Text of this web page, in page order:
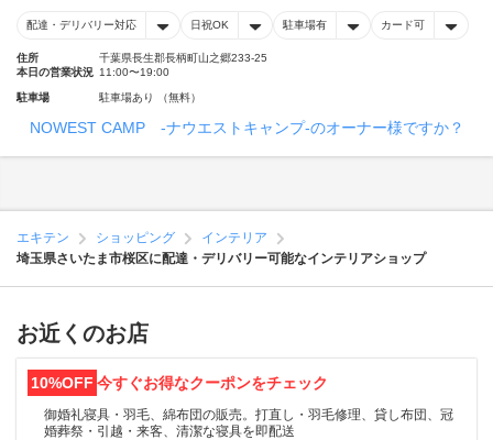
配達・デリバリー対応 日祝OK 駐車場有 カード可
住所
千葉県長生郡長柄町山之郷233-25
本日の営業状況 11:00〜19:00
駐車場 駐車場あり （無料）
NOWEST CAMP -ナウエストキャンプ-のオーナー様ですか？
エキテン ショッピング
インテリア
埼玉県さいたま市桜区に配達・デリバリー可能なインテリアショップ
お近くのお店
10%OFF 今すぐお得なクーポンをチェック
御婚礼寝具・羽毛、綿布団の販売。打直し・羽毛修理、貸し布団、冠
婚葬祭・引越・来客、清潔な寝具を即配送